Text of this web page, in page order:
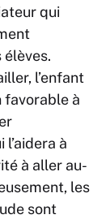
qui
élèves.
l’enfant
favorable à
à
à aller au-
les
sont